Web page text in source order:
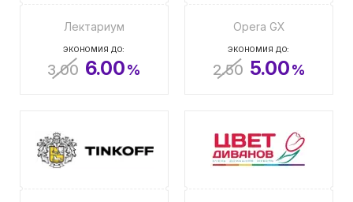
Лектариум
ЭКОНОМИЯ ДО:
3.00 6.00%
Opera GX
ЭКОНОМИЯ ДО:
2.50 5.00%